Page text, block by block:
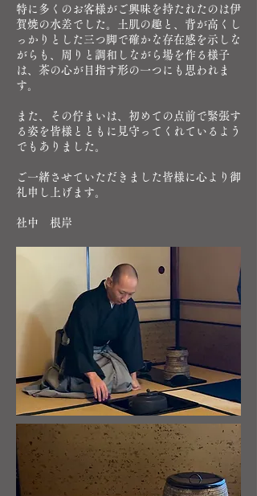
特に多くのお客様がご興味を持たれたのは伊
賀焼の水差でした。土肌の趣と、背が高くし
っかりとした三つ脚で確かな存在感を示しな
がらも、周りと調和しながら場を作る様子
は、茶の心が目指す形の一つにも思われま
す。
また、その佇まいは、初めての点前で緊張す
る姿を皆様とともに見守ってくれているよう
でもありました。
ご一緒させていただきました皆様に心より御
礼申し上げます。
​社中 根岸